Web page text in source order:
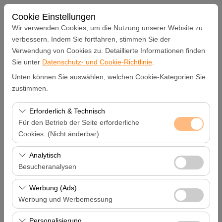
Cookie Einstellungen
Wir verwenden Cookies, um die Nutzung unserer Website zu
verbessern. Indem Sie fortfahren, stimmen Sie der
Verwendung von Cookies zu. Detaillierte Informationen finden
Sie unter Datenschutz- und Cookie-Richtlinie
Unten können Sie auswählen, welchen Cookie-Kategorien Sie
zustimmen.
Erforderlich & Technisch
Für den Betrieb der Seite erforderliche
Cookies. (Nicht änderbar)
Diese Cookies sind für das ordnungsgemäße
Funktionieren der Website, die Sicherheit, die
Sitzungsverwaltung und grundlegende Funktionen
erforderlich. Sie können nicht deaktiviert werden.
Analytisch
Besucheranalysen
Diese Cookies ermöglichen es uns, zu analysieren, wie
unsere Website genutzt wird (Besucherzahl,
meistbesuchte Seiten, Nutzerverhalten). Diese Daten
werden verwendet, um die Leistung der Website zu
Werbung (Ads)
Werbung und Werbemessung
Diese Cookies ermöglichen es uns, Ihnen auf Ihre
Abholstation
Hatay Samandağ
Eine andere Rückgabestation auswählen
Abholdatum & Zeit
Rückgabedatum & Zeit